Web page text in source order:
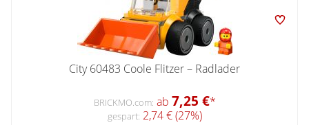
City 60483 Coole Flitzer – Radlader
BRICKMO.com: ab 7,25 €*
gespart: 2,74 € (27%)